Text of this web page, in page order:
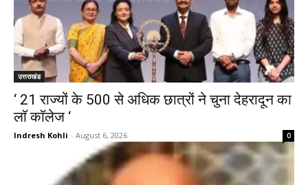
उत्तराखंड
‘ 21 राज्यों के 500 से अधिक छात्रों ने चुना देहरादून का
लाॅ काॅलेज ‘
Indresh Kohli - August 6, 2026 0